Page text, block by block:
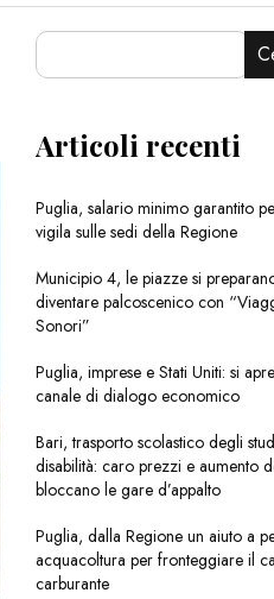
Articoli recenti
Puglia, salario minimo garantito
vigila sulle sedi della Regione
Municipio 4, le piazze si
diventare palcoscenico con
Sonori”
Puglia, imprese e Stati Uniti: si
canale di dialogo economico
Bari, trasporto scolastico degli
disabilità: caro prezzi e aumento
bloccano le gare d’appalto
Puglia, dalla Regione un aiuto a
acquacoltura per fronteggiare il
carburante